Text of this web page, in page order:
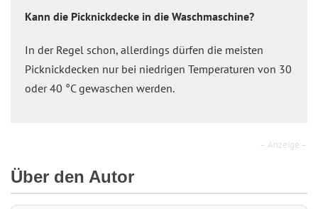
Kann die Picknickdecke in die Waschmaschine?
In der Regel schon, allerdings dürfen die meisten
Picknickdecken nur bei niedrigen Temperaturen von 30
oder 40 °C gewaschen werden.
– Anzeige –
Über den Autor